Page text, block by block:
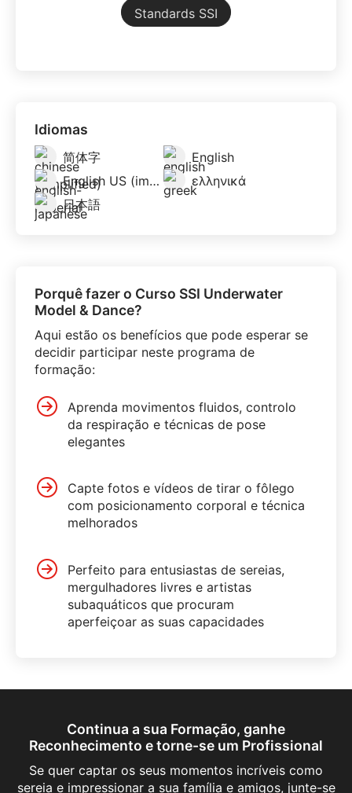
Standards SSI
Idiomas
简体字
English
English US (imperial)
ελληνικά
日本語
Porquê fazer o Curso SSI Underwater
Model & Dance?
Aqui estão os benefícios que pode esperar se
decidir participar neste programa de
formação:
Aprenda movimentos fluidos, controlo
da respiração e técnicas de pose
elegantes
Capte fotos e vídeos de tirar o fôlego
com posicionamento corporal e técnica
melhorados
Perfeito para entusiastas de sereias,
mergulhadores livres e artistas
subaquáticos que procuram
aperfeiçoar as suas capacidades
Continua a sua Formação, ganhe
Reconhecimento e torne-se um Profissional
Se quer captar os seus momentos incríveis como
sereia e impressionar a sua família e amigos, junte-se